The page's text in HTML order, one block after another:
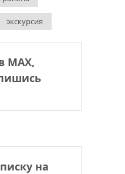
экскурсия
МАХ,
на